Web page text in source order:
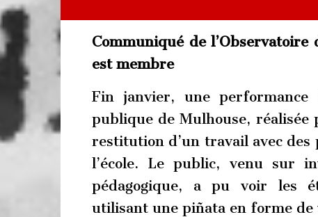
Communiqué de
est membre
Fin janvier, une performance
publique de Mulhouse, réalisée
restitution d’un travail avec
l’école. Le public, venu sur
pédagogique, a pu voir les
utilisant une piñata en forme de